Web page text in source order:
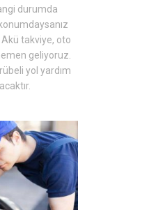
durumda
Akü takviye, oto
geliyoruz.
yol yardım